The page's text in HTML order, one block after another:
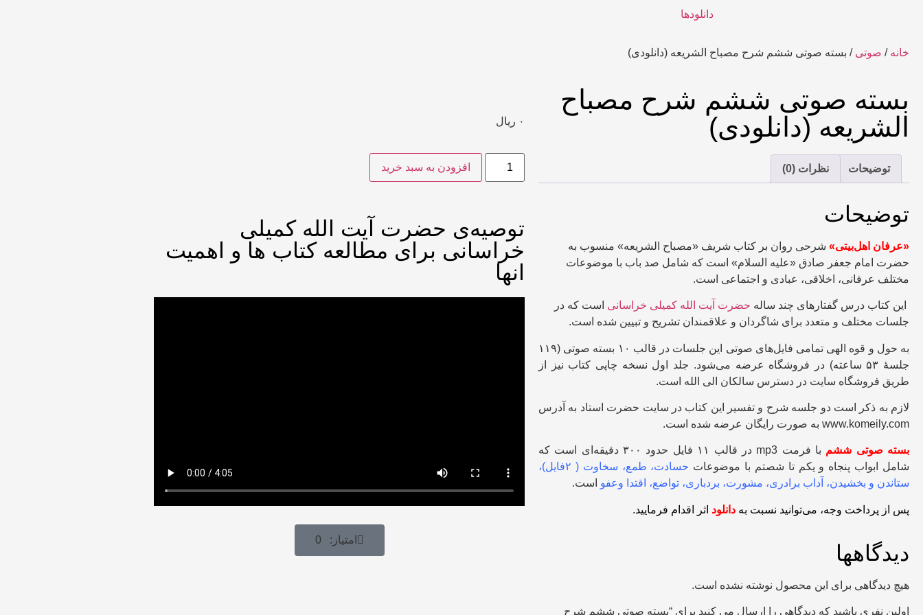
دانلودها
خانه / صوتی / بسته صوتی ششم شرح مصباح الشریعه (دانلودی)
بسته صوتی ششم شرح مصباح
الشریعه (دانلودی)
توضیحات نظرات (0)
توضیحات
«عرفان اهل‌بیتی» شرحی روان بر کتاب شریف «مصباح الشریعه» منسوب به
حضرت امام جعفر صادق «علیه السلام» است که شامل صد باب با موضوعات
مختلف عرفانی، اخلاقی، عبادی و اجتماعی است.
این کتاب درس گفتارهای چند ساله حضرت آیت الله کمیلی خراسانی است که در
جلسات مختلف و متعدد برای شاگردان و علاقمندان تشریح و تبیین شده است.
به حول و قوه الهی تمامی فایل‌های صوتی این جلسات در قالب ۱۰ بسته صوتی (۱۱۹
جلسۀ ۵۳ ساعته) در فروشگاه عرضه می‌شود. جلد اول نسخه چاپی کتاب نیز از
طریق فروشگاه سایت در دسترس سالکان الی الله است.
لازم به ذکر است دو جلسه شرح و تفسیر این کتاب در سایت حضرت استاد به آدرس
www.komeily.com به صورت رایگان عرضه شده است.
بسته صوتی ششم
با فرمت mp3 در قالب ۱۱ فایل حدود ۳۰۰ دقیقه‌ای است که
شامل ابواب پنجاه و یکم تا شصتم با موضوعات
حسادت، طمع، سخاوت ( ۲فایل)،
ستاندن و بخشیدن، آداب برادری، مشورت، بردباری، تواضع، اقتدا وعفو است.
پس از پرداخت وجه، می‌توانید نسبت به دانلود اثر اقدام فرمایید.
دیدگاهها
هیچ دیدگاهی برای این محصول نوشته نشده است.
اولین نفری باشید که دیدگاهی را ارسال می کنید برای “بسته صوتی ششم شرح
۰ ریال
افزودن به سبد خرید
توصیه‌ی حضرت آیت الله کمیلی
خراسانی برای مطالعه کتاب ها و اهمیت
انها
امتیاز: 0